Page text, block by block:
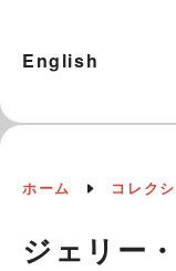
English
ホーム コレク
ジェリー